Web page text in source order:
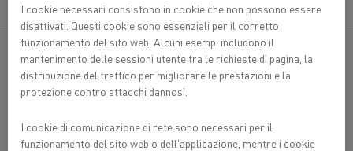
23 Jun 2025
I cookie necessari consistono in cookie che non possono essere
disattivati. Questi cookie sono essenziali per il corretto
funzionamento del sito web. Alcuni esempi includono il
mantenimento delle sessioni utente tra le richieste di pagina, la
distribuzione del traffico per migliorare le prestazioni e la
protezione contro attacchi dannosi.
I cookie di comunicazione di rete sono necessari per il
funzionamento del sito web o dell'applicazione, mentre i cookie